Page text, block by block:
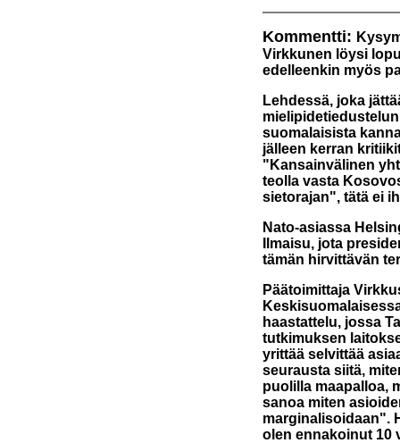
Kommentti:
Virkkunen löysi
edelleenkin myös
Lehdessä, joka
suomalaisista
jälleen kerran
"Kansainvälinen
teolla vasta
sietorajan", tätä ei
Nato-asiassa
Ilmaisu, jota
tämän hirvittävän
Päätoimittaja
haastattelu, jossa
tutkimuksen
yrittää selvittää
seurausta siitä,
puolilla maapalloa,
sanoa miten
marginalisoidaan".
olen ennakoinut 10